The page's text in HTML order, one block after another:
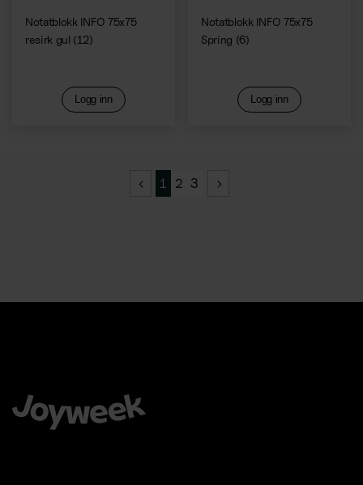
Notatblokk INFO 75x75
resirk gul (12)
Logg inn
Notatblokk INFO 75x75
Spring (6)
Logg inn
1 2 3